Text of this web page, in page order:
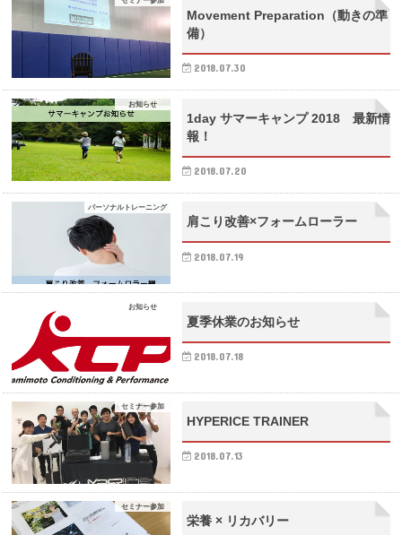
Movement Preparation（動きの準
備）
2018.07.30
お知らせ
1day サマーキャンプ 2018 最新情
報！
2018.07.20
パーソナルトレーニング
肩こり改善×フォームローラー
2018.07.19
お知らせ
夏季休業のお知らせ
2018.07.18
セミナー参加
HYPERICE TRAINER
2018.07.13
セミナー参加
栄養 × リカバリー